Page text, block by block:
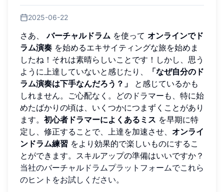
2025-06-22
さあ、バーチャルドラム を使って オンラインでド
ラム演奏 を始めるエキサイティングな旅を始めま
したね！それは素晴らしいことです！しかし、思う
ように上達していないと感じたり、
「なぜ自分のド
ラム演奏は下手なんだろう？」
と感じているかも
しれません。ご心配なく。どのドラマーも、特に始
めたばかりの頃は、いくつかにつまずくことがあり
ます。 初心者ドラマーによくあるミス を早期に特
定し、修正することで、上達を加速させ、 オンライ
ンドラム練習 をより効果的で楽しいものにするこ
とができます。スキルアップの準備はいいですか？
当社のバーチャルドラムプラットフォームでこれら
のヒントをお試しください。